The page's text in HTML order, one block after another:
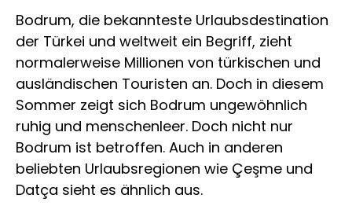
Bodrum, die bekannteste Urlaubsdestination
der Türkei und weltweit ein Begriff, zieht
normalerweise Millionen von türkischen und
ausländischen Touristen an. Doch in diesem
Sommer zeigt sich Bodrum ungewöhnlich
ruhig und menschenleer. Doch nicht nur
Bodrum ist betroffen. Auch in anderen
beliebten Urlaubsregionen wie Çeşme und
Datça sieht es ähnlich aus.